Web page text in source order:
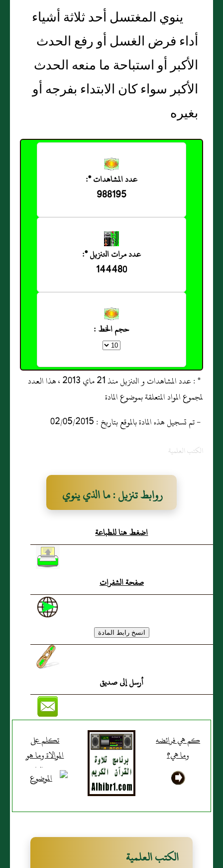
ينوي المغتسل أحد ثلاثة أشياء
أداء فرض الغسل أو رفع الحدث
الأكبر أو استباحة ما منعه الحدث
الأكبر سواء كان الابتداء بفرجه أو
بغيره
عدد المشاهدات *:
988195
عدد مرات التنزيل *:
144480
حجم الخط :
* : عدد المشاهدات و التنزيل منذ 21 ماي 2013 ، هذا العدد
لمجموع المواد المتعلقة بموضوع المادة
- تم تسجيل هذه المادة بالموقع بتاريخ : 02/05/2015
الكتب العلمية
روابط تنزيل : ما الذي ينوي
في الغسل؟
اضغط هنا للطباعة
صفحة الشفرات
أرسل إلى صديق
كم هي فرائضه
وما هي؟
تكلم على
الموالاة وما هو
حكم الناسي
والعاجز
الكتب العلمية